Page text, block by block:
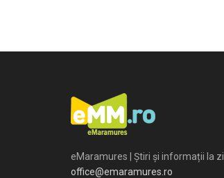
eMaramures | Știri și informații la zi
office@emaramures.ro